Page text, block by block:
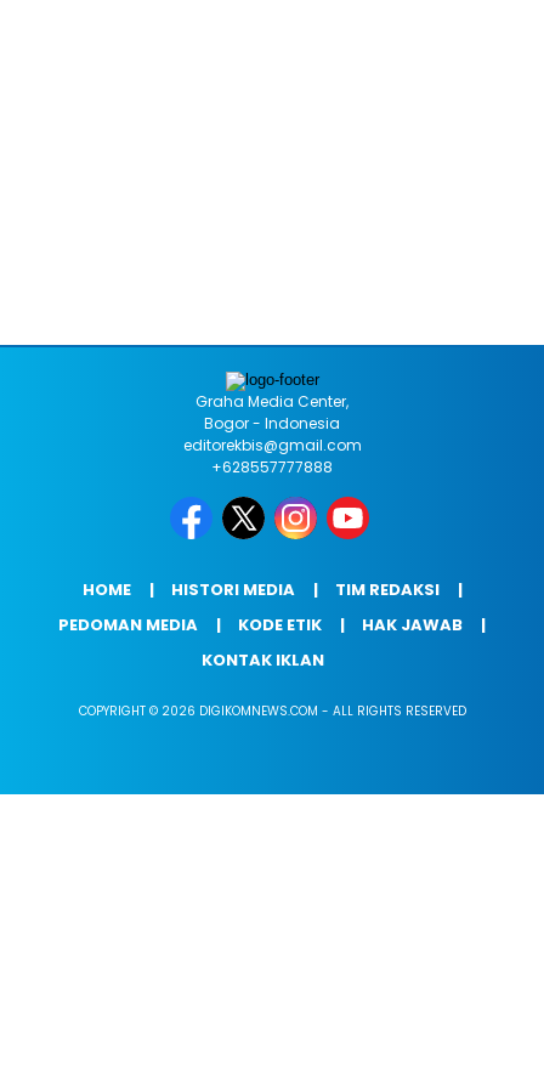
Graha Media Center,
Bogor - Indonesia
editorekbis@gmail.com
+628557777888
HOME HISTORI MEDIA
TIM REDAKSI
PEDOMAN MEDIA
KODE ETIK
HAK JAWAB
KONTAK IKLAN
COPYRIGHT © 2026 DIGIKOMNEWS.COM - ALL RIGHTS RESERVED